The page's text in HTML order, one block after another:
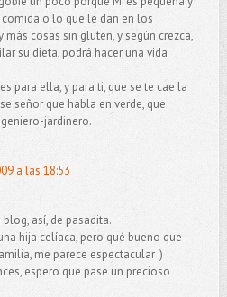
o lo que le dan en los
más cosas sin gluten, y según crezca,
su dieta, podrá hacer una vida
para ella, y para ti, que se te cae la
señor que habla en verde, que
jardinero.
a las 18:53
así, de pasadita.
hija celíaca, pero qué bueno que
me parece espectacular :)
espero que pase un precioso